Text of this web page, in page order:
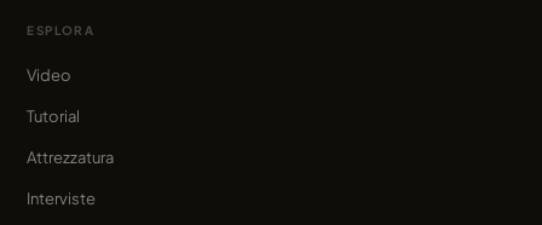
ESPLORA
Video
Tutorial
Attrezzatura
Interviste